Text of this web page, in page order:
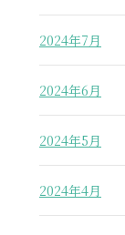
2024年7月
2024年6月
2024年5月
2024年4月